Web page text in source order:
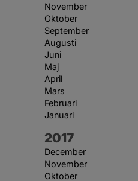
November
Oktober
September
Augusti
Juni
Maj
April
Mars
Februari
Januari
År:
2017
December
November
Oktober